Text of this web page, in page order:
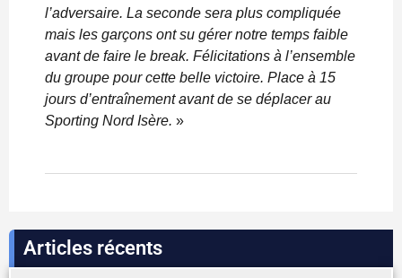
l’adversaire. La seconde sera plus compliquée
mais les garçons ont su gérer notre temps faible
avant de faire le break. Félicitations à l’ensemble
du groupe pour cette belle victoire. Place à 15
jours d’entraînement avant de se déplacer au
Sporting Nord Isère. »
Articles récents